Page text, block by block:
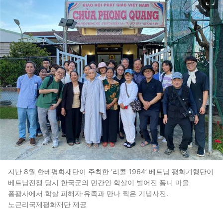
지난 8월 한베평화재단이 주최한 ‘리콜 1964’ 베트남 평화기행단이
베트남전쟁 당시 한국군의 민간인 학살이 벌어진 퐁니 마을
퐁꽝사에서 학살 피해자·유족과 만나 찍은 기념사진.
노근리국제평화재단 제공